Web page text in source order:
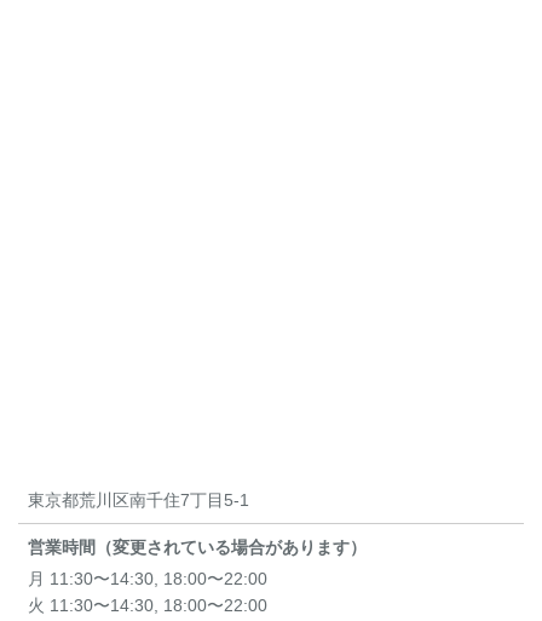
東京都荒川区南千住7丁目5-1
営業時間（変更されている場合があります）
月 11:30〜14:30, 18:00〜22:00
火 11:30〜14:30, 18:00〜22:00